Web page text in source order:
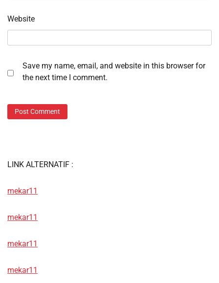
Website
Save my name, email, and website in this browser for
the next time I comment.
LINK ALTERNATIF :
mekar11
mekar11
mekar11
mekar11